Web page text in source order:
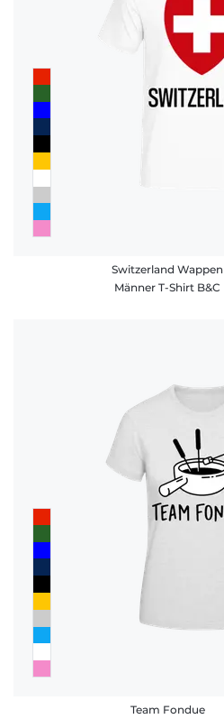
Switzerland Wappen
Männer T-Shirt B&C
Team Fondue